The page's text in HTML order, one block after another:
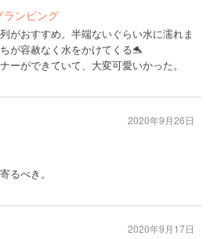
ランピング
がおすすめ。半端ないぐらい水に濡れま
が容赦なく水をかけてくる🐬
ーができていて、大変可愛いかった。
るべき。
2020年9月26日
2020年9月17日